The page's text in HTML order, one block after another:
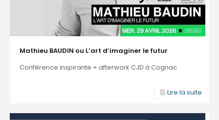
Mathieu BAUDIN ou L’art d’imaginer le futur
Conférence inspirante + afterwork CJD à Cognac
Lire la suite